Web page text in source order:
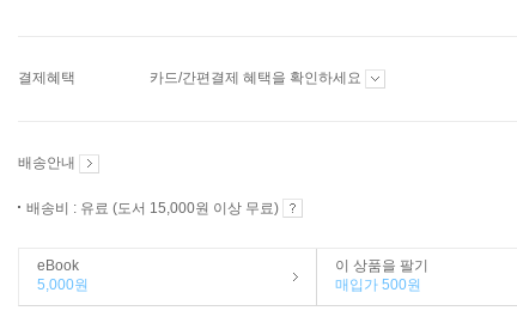
결제혜택 카드/간편결제 혜택을 확인하세요
배송안내
배송비 : 유료 (도서 15,000원 이상 무료)
eBook
5,000원
이 상품을 팔기
매입가 500원